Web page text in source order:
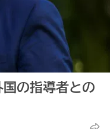
の指導者との